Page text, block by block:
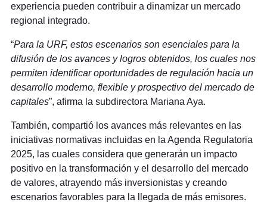
experiencia pueden contribuir a dinamizar un mercado
regional integrado.
“Para la URF, estos escenarios son esenciales para la
difusión de los avances y logros obtenidos, los cuales nos
permiten identificar oportunidades de regulación hacia un
desarrollo moderno, flexible y prospectivo del mercado de
capitales”, afirma la subdirectora Mariana Aya.
También, compartió los avances más relevantes en las
iniciativas normativas incluidas en la Agenda Regulatoria
2025, las cuales considera que generarán un impacto
positivo en la transformación y el desarrollo del mercado
de valores, atrayendo más inversionistas y creando
escenarios favorables para la llegada de más emisores.